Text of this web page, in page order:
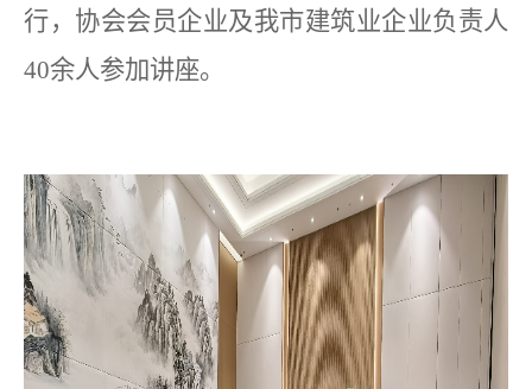
行，协会会员企业及我市建筑业企业负责人
40余人参加讲座。